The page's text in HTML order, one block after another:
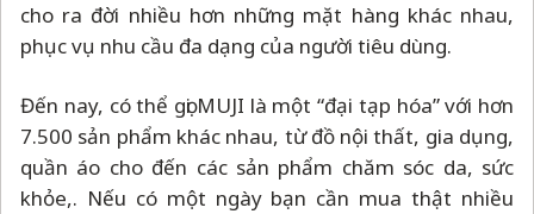
cho ra đời nhiều hơn những mặt hàng khác nhau,
phục vụ nhu cầu đa dạng của người tiêu dùng.
Đến nay, có thể gọi MUJI là một “đại tạp hóa” với hơn
7.500 sản phẩm khác nhau, từ đồ nội thất, gia dụng,
quần áo cho đến các sản phẩm chăm sóc da, sức
khỏe,. Nếu có một ngày bạn cần mua thật nhiều